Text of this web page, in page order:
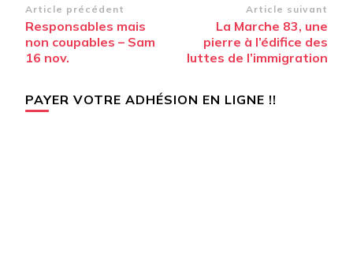
Navigation
d’article
Article précédent
Responsables mais
non coupables – Sam
16 nov.
Article suivant
La Marche 83, une
pierre à l’édifice des
luttes de l’immigration
PAYER VOTRE ADHÉSION EN LIGNE !!